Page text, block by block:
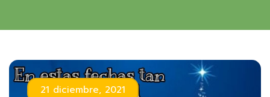
21 diciembre, 2021